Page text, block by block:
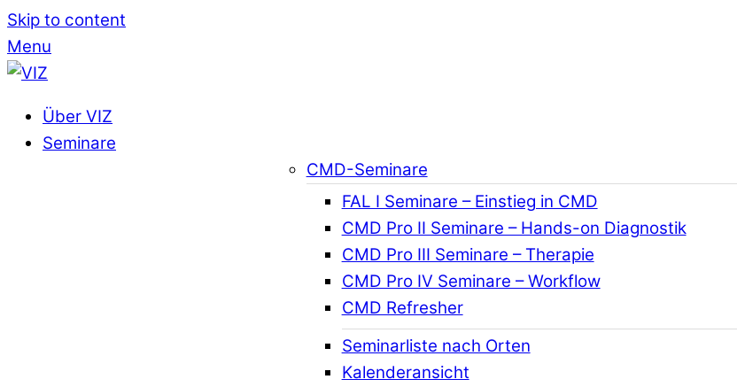
Skip to content
Menu
Über VIZ
Seminare
CMD-Seminare
FAL I Seminare – Einstieg in CMD
CMD Pro II Seminare – Hands-on Diagnostik
CMD Pro III Seminare – Therapie
CMD Pro IV Seminare – Workflow
CMD Refresher
Seminarliste nach Orten
Kalenderansicht